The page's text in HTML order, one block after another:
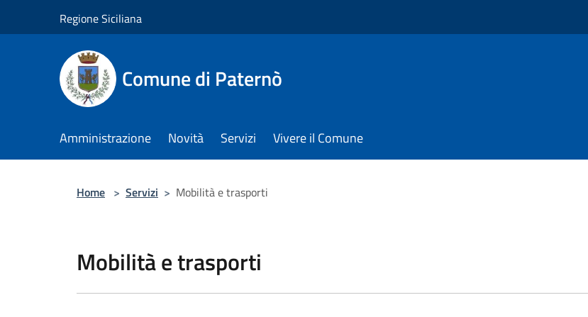
Regione Siciliana
Comune di Paternò
Amministrazione Novità Servizi Vivere il Comune
Home > Servizi > Mobilità e trasporti
Mobilità e trasporti